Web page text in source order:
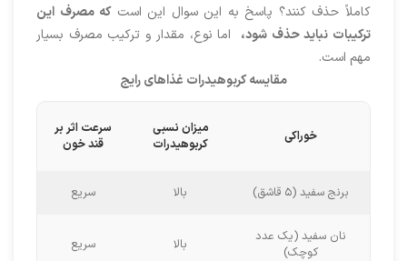
کاملاً حذف کنند؟ پاسخ به این سوال این استکه مصرف این
ترکیبات نباید حذف شود،
اما نوع، مقدار و ترکیب مصرف بسیار
مهم است.
مقایسه کربوهیدرات غذاهای رایج
سرعت اثر بر
قند خون
میزان نسبی
کربوهیدرات
خوراکی
سریع بالا برنج سفید (۵ قاشق)
سریع بالا
نان سفید (یک عدد
کوچک)